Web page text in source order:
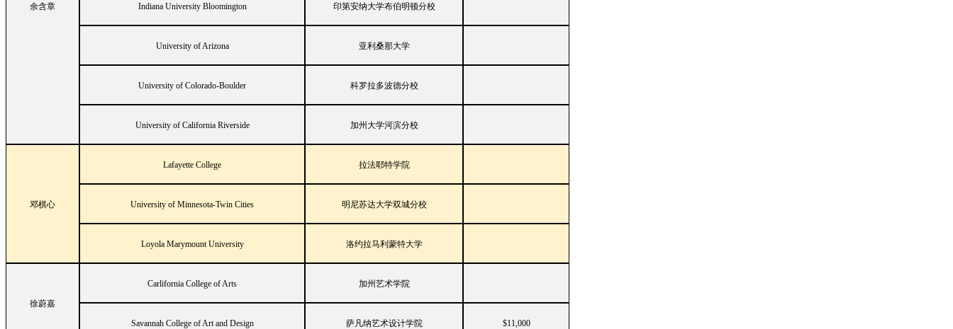
余含章 Indiana University Bloomington 印第安纳大学布伯明顿分校
University of Arizona 亚利桑那大学
University of Colorado-Boulder 科罗拉多波德分校
University of California Riverside 加州大学河滨分校
邓棋心
Lafayette College 拉法耶特学院
University of Minnesota-Twin Cities 明尼苏达大学双城分校
Loyola Marymount University 洛约拉马利蒙特大学
徐蔚嘉
Carlifornia College of Arts 加州艺术学院
Savannah College of Art and Design 萨凡纳艺术设计学院 $11,000